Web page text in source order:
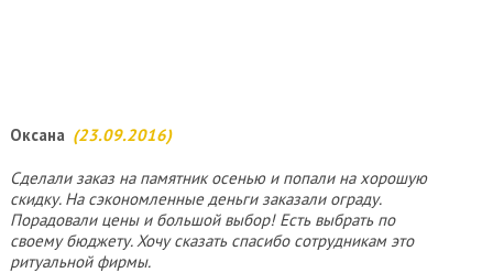
Оксана (23.09.2016)
Сделали заказ на памятник осенью и попали на хорошую
скидку. На сэкономленные деньги заказали ограду.
Порадовали цены и большой выбор! Есть выбрать по
своему бюджету. Хочу сказать спасибо сотрудникам это
ритуальной фирмы.